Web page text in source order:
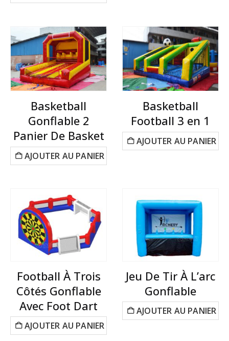
Basketball
Gonflable 2
Panier De Basket
AJOUTER AU PANIER
Basketball
Football 3 en 1
AJOUTER AU PANIER
Football À Trois
Côtés Gonflable
Avec Foot Dart
AJOUTER AU PANIER
Jeu De Tir À L’arc
Gonflable
AJOUTER AU PANIER